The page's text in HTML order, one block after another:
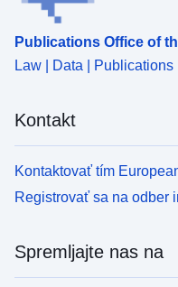
Publications Office of
Law | Data | Publications
Kontakt
Kontaktovať tím
Registrovať sa na odber
Spremljajte nas na